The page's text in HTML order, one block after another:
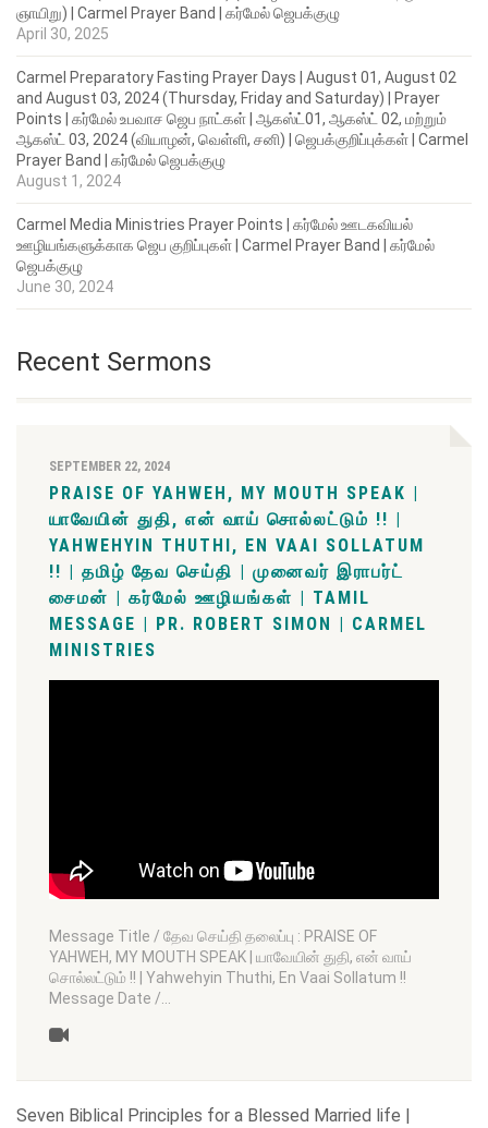
ஞாயிறு) | Carmel Prayer Band | கர்மேல் ஜெபக்குழு
April 30, 2025
Carmel Preparatory Fasting Prayer Days | August 01, August 02
and August 03, 2024 (Thursday, Friday and Saturday) | Prayer
Points | கர்மேல் உபவாச ஜெப நாட்கள் | ஆகஸ்ட்01, ஆகஸ்ட் 02, மற்றும்
ஆகஸ்ட் 03, 2024 (வியாழன், வெள்ளி, சனி) | ஜெபக்குறிப்புக்கள் | Carmel
Prayer Band | கர்மேல் ஜெபக்குழு
August 1, 2024
Carmel Media Ministries Prayer Points | கர்மேல் ஊடகவியல்
ஊழியங்களுக்காக ஜெப குறிப்புகள் | Carmel Prayer Band | கர்மேல்
ஜெபக்குழு
June 30, 2024
Recent Sermons
SEPTEMBER 22, 2024
PRAISE OF YAHWEH, MY MOUTH SPEAK |
யாவேயின் துதி, என் வாய் சொல்லட்டும் !! |
YAHWEHYIN THUTHI, EN VAAI SOLLATUM
!! | தமிழ் தேவ செய்தி | முனைவர் இராபர்ட்
சைமன் | கர்மேல் ஊழியங்கள் | TAMIL
MESSAGE | PR. ROBERT SIMON | CARMEL
MINISTRIES
Message Title / தேவ செய்தி தலைப்பு : PRAISE OF
YAHWEH, MY MOUTH SPEAK | யாவேயின் துதி, என் வாய்
சொல்லட்டும் !! | Yahwehyin Thuthi, En Vaai Sollatum !!
Message Date /…
Seven Biblical Principles for a Blessed Married life |